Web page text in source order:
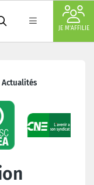
JE M'AFFILIE
Actualités